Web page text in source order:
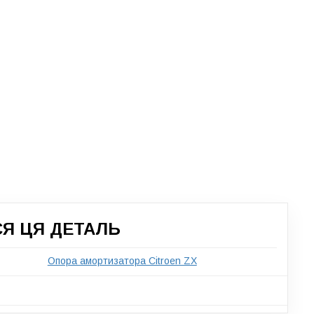
ЦЯ ДЕТАЛЬ
Опора амортизатора Citroen ZX